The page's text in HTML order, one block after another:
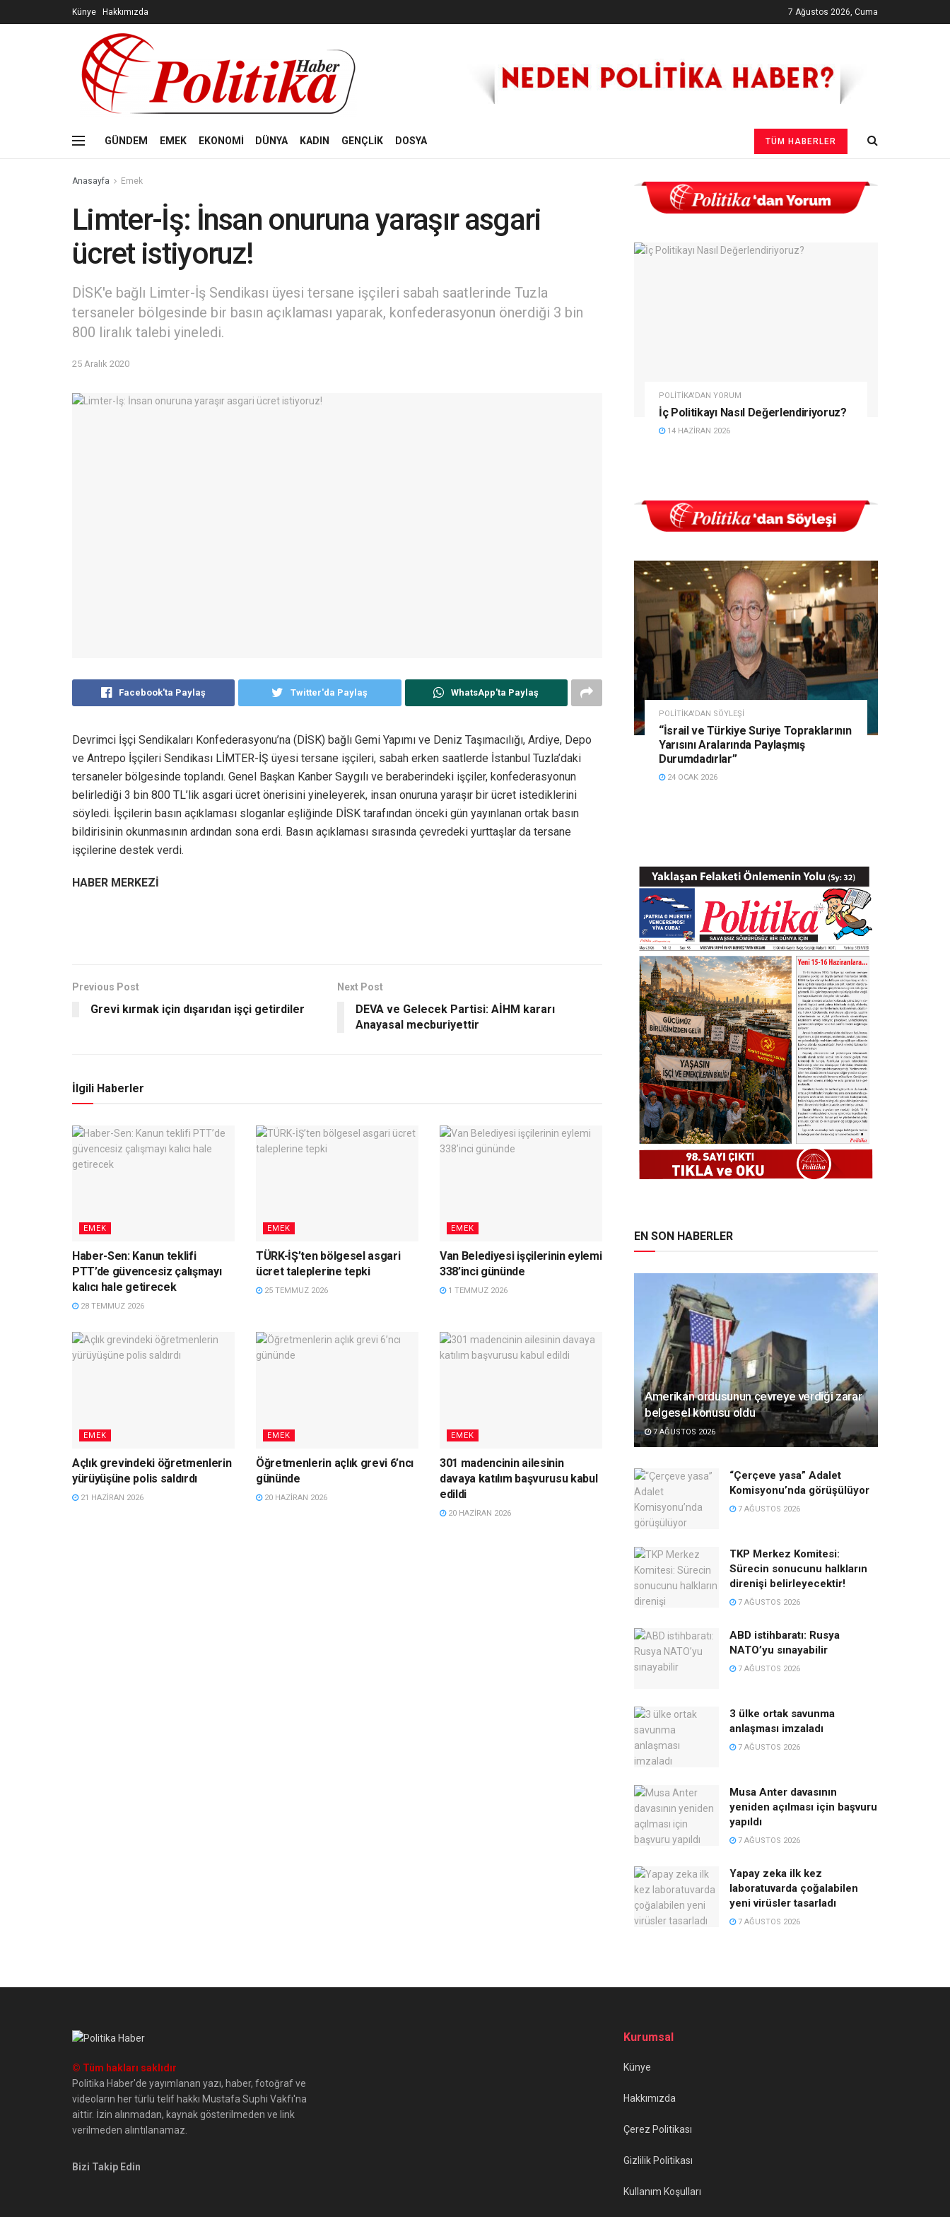
Künye Hakkımızda 7 Ağustos 2026, Cuma
GÜNDEM EMEK EKONOMİ DÜNYA KADIN GENÇLİK DOSYA TÜM HABERLER
Anasayfa Emek
Limter-İş: İnsan onuruna yaraşır asgari
ücret istiyoruz!
DİSK'e bağlı Limter-İş Sendikası üyesi tersane işçileri sabah saatlerinde Tuzla
tersaneler bölgesinde bir basın açıklaması yaparak, konfederasyonun önerdiği 3 bin
800 liralık talebi yineledi.
25 Aralık 2020
Facebook'ta Paylaş Twitter'da Paylaş WhatsApp'ta Paylaş
Devrimci İşçi Sendikaları Konfederasyonu’na (DİSK) bağlı Gemi Yapımı ve Deniz Taşımacılığı, Ardiye, Depo
ve Antrepo İşçileri Sendikası LİMTER-İŞ üyesi tersane işçileri, sabah erken saatlerde İstanbul Tuzla’daki
tersaneler bölgesinde toplandı. Genel Başkan Kanber Saygılı ve beraberindeki işçiler, konfederasyonun
belirlediği 3 bin 800 TL’lik asgari ücret önerisini yineleyerek, insan onuruna yaraşır bir ücret istediklerini
söyledi. İşçilerin basın açıklaması sloganlar eşliğinde DİSK tarafından önceki gün yayınlanan ortak basın
bildirisinin okunmasının ardından sona erdi. Basın açıklaması sırasında çevredeki yurttaşlar da tersane
işçilerine destek verdi.
HABER MERKEZİ
Previous Post
Grevi kırmak için dışarıdan işçi getirdiler
Next Post
DEVA ve Gelecek Partisi: AİHM kararı
Anayasal mecburiyettir
İlgili Haberler
EMEK
Haber-Sen: Kanun teklifi
PTT’de güvencesiz çalışmayı
kalıcı hale getirecek
28 TEMMUZ 2026
EMEK
TÜRK-İŞ’ten bölgesel asgari
ücret taleplerine tepki
25 TEMMUZ 2026
EMEK
Van Belediyesi işçilerinin eylemi
338’inci gününde
1 TEMMUZ 2026
EMEK
Açlık grevindeki öğretmenlerin
yürüyüşüne polis saldırdı
21 HAZIRAN 2026
EMEK
Öğretmenlerin açlık grevi 6’ncı
gününde
20 HAZIRAN 2026
EMEK
301 madencinin ailesinin
davaya katılım başvurusu kabul
edildi
20 HAZIRAN 2026
POLITIKA'DAN YORUM
İç Politikayı Nasıl Değerlendiriyoruz?
14 HAZIRAN 2026
POLITIKA'DAN SÖYLEŞI
“İsrail ve Türkiye Suriye Topraklarının
Yarısını Aralarında Paylaşmış
Durumdadırlar”
24 OCAK 2026
EN SON HABERLER
Amerikan ordusunun çevreye verdiği zarar
belgesel konusu oldu
7 AĞUSTOS 2026
“Çerçeve yasa” Adalet
Komisyonu’nda görüşülüyor
7 AĞUSTOS 2026
TKP Merkez Komitesi:
Sürecin sonucunu halkların
direnişi belirleyecektir!
7 AĞUSTOS 2026
ABD istihbaratı: Rusya
NATO’yu sınayabilir
7 AĞUSTOS 2026
3 ülke ortak savunma
anlaşması imzaladı
7 AĞUSTOS 2026
Musa Anter davasının
yeniden açılması için başvuru
yapıldı
7 AĞUSTOS 2026
Yapay zeka ilk kez
laboratuvarda çoğalabilen
yeni virüsler tasarladı
7 AĞUSTOS 2026
© Tüm hakları saklıdır
Politika Haber'de yayımlanan yazı, haber, fotoğraf ve
videoların her türlü telif hakkı Mustafa Suphi Vakfı'na
aittir. İzin alınmadan, kaynak gösterilmeden ve link
verilmeden alıntılanamaz.
Bizi Takip Edin
Kurumsal
Künye
Hakkımızda
Çerez Politikası
Gizlilik Politikası
Kullanım Koşulları